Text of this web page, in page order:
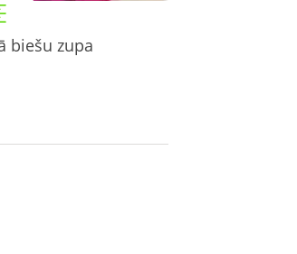
biešu zupa